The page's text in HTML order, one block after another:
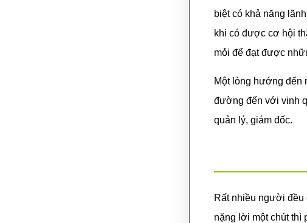
biệt có khả năng
khi có được cơ hội
mỏi để đạt được
Một lòng hướng đến
đường đến với vinh
quản lý, giám đốc.
Rất nhiều người
nặng lời một chút thì